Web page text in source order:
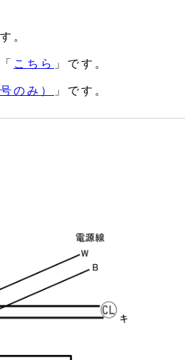
。
こちら 」です。
のみ） 」です。